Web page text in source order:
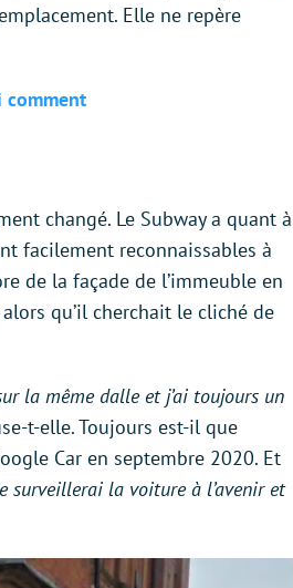
Elle ne repère
comment
changé. Le Subway a quant à
facilement reconnaissables à
de la façade de l’immeuble en
qu’il cherchait le cliché de
la même dalle et j’ai toujours un
t-elle. Toujours est-il que
Car en septembre 2020. Et
surveillerai la voiture à l’avenir et